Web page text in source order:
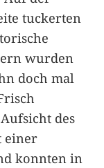
tuckerten
wurden
doch mal
des
einer
konnten in